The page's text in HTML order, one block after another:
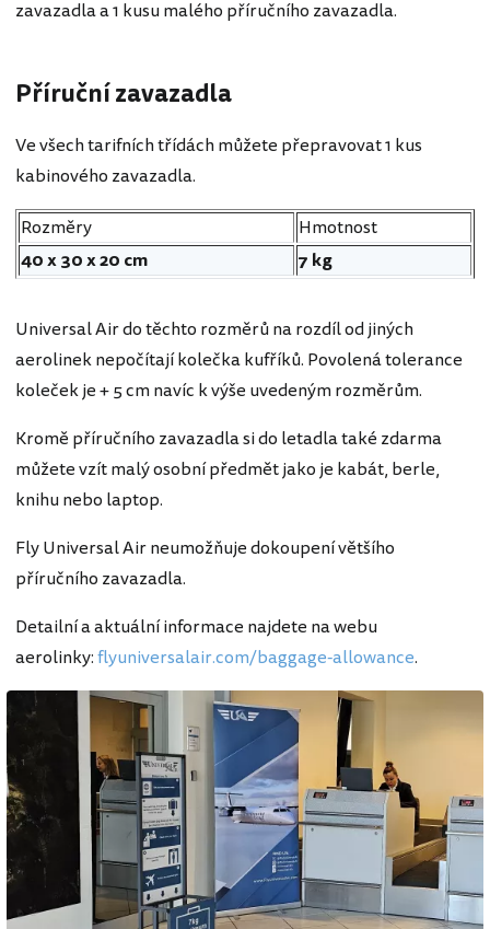
zavazadla a 1 kusu malého příručního zavazadla.
Příruční zavazadla
Ve všech tarifních třídách můžete přepravovat 1 kus
kabinového zavazadla.
Rozměry
Hmotnost
40 x 30 x 20 cm
7 kg
Universal Air do těchto rozměrů na rozdíl od jiných
aerolinek nepočítají kolečka kufříků. Povolená tolerance
koleček je + 5 cm navíc k výše uvedeným rozměrům.
Kromě příručního zavazadla si do letadla také zdarma
můžete vzít malý osobní předmět jako je kabát, berle,
knihu nebo laptop.
Fly Universal Air neumožňuje dokoupení většího
příručního zavazadla.
Detailní a aktuální informace najdete na webu
aerolinky:flyuniversalair.com/baggage-allowance.